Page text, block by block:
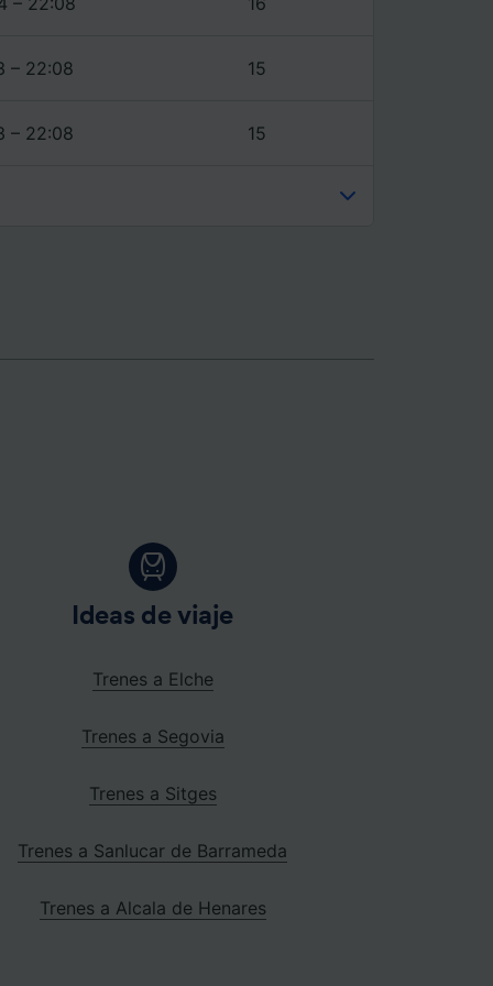
– 22:08 15
– 22:08 15
Ideas de viaje
Trenes a Elche
Trenes a Segovia
Trenes a Sitges
Trenes a Sanlucar de Barrameda
Trenes a Alcala de Henares